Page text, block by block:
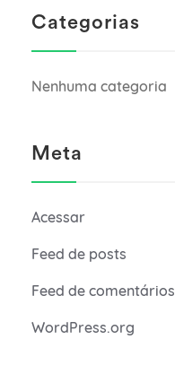
Categorias
Nenhuma categoria
Meta
Acessar
Feed de posts
Feed de comentários
WordPress.org